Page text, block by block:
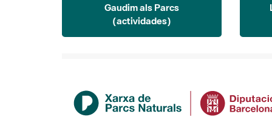
(actividades)